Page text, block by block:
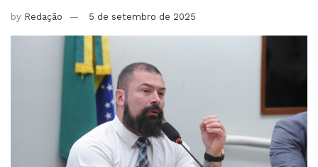
by Redação 5 de setembro de 2025